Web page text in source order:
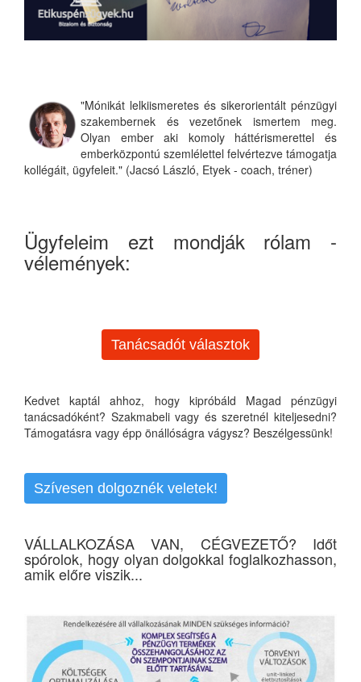
"Mónikát lelkiismeretes és sikerorientált pénzügyi
szakembernek és vezetőnek ismertem meg.
Olyan ember aki komoly háttérismerettel és
emberközpontú szemlélettel felvértezve támogatja
kollégáit, ügyfeleit." (Jacsó László, Etyek - coach, tréner)
Ügyfeleim ezt mondják rólam -
vélemények:
Tanácsadót választok
Kedvet kaptál ahhoz, hogy kipróbáld Magad pénzügyi
tanácsadóként? Szakmabeli vagy és szeretnél kiteljesedni?
Támogatásra vagy épp önállóságra vágysz? Beszélgessünk!
Szívesen dolgoznék veletek!
VÁLLALKOZÁSA VAN, CÉGVEZETŐ? Időt
spórolok, hogy olyan dolgokkal foglalkozhasson,
amik előre viszik...